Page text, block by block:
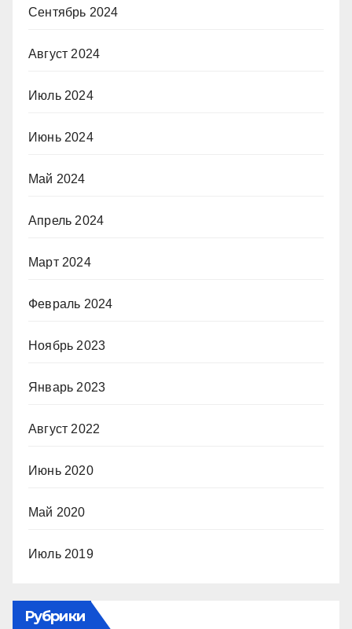
Сентябрь 2024
Август 2024
Июль 2024
Июнь 2024
Май 2024
Апрель 2024
Март 2024
Февраль 2024
Ноябрь 2023
Январь 2023
Август 2022
Июнь 2020
Май 2020
Июль 2019
Рубрики